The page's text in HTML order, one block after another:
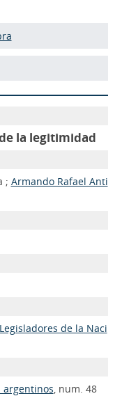
la legitimidad
; Armando Rafael Anti
de la Naci
argentinos, num. 48